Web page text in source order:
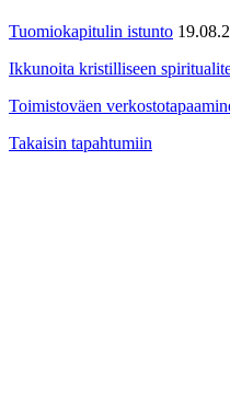
Tuomiokapitulin istunto
Ikkunoita kristilliseen
Toimistoväen
Takaisin tapahtumiin